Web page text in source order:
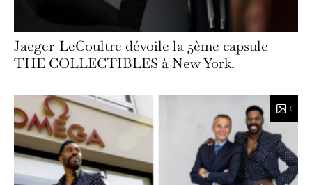
Jaeger-LeCoultre dévoile la 5ème capsule
THE COLLECTIBLES à New York.
6